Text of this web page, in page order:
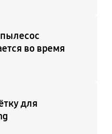
во время
для